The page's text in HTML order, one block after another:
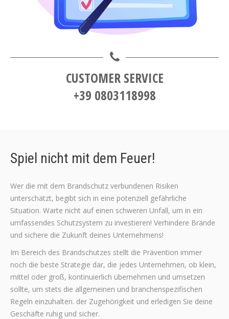
CUSTOMER SERVICE
+39 0803118998
Spiel nicht mit dem Feuer!
Wer die mit dem Brandschutz verbundenen Risiken
unterschätzt, begibt sich in eine potenziell gefährliche
Situation. Warte nicht auf einen schweren Unfall, um in ein
umfassendes Schutzsystem zu investieren! Verhindere Brände
und sichere die Zukunft deines Unternehmens!
Im Bereich des Brandschutzes stellt die Prävention immer
noch die beste Strategie dar, die jedes Unternehmen, ob klein,
mittel oder groß, kontinuierlich übernehmen und umsetzen
sollte, um stets die allgemeinen und branchenspezifischen
Regeln einzuhalten. der Zugehörigkeit und erledigen Sie deine
Geschäfte ruhig und sicher.